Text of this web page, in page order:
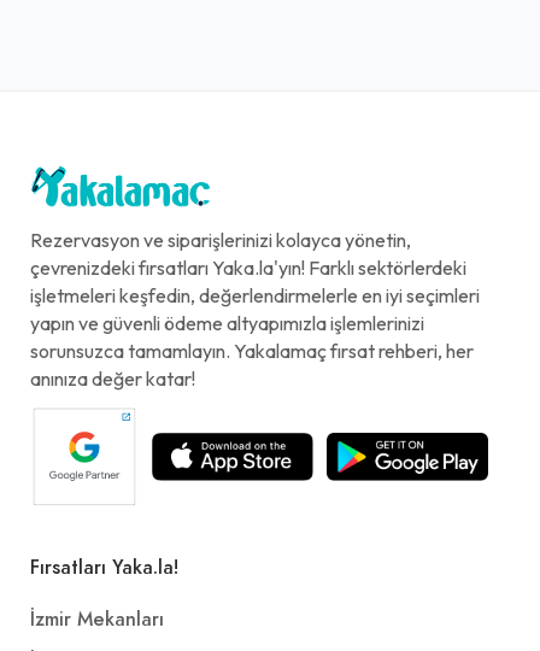
Rezervasyon ve siparişlerinizi kolayca yönetin,
çevrenizdeki fırsatları Yaka.la'yın! Farklı sektörlerdeki
işletmeleri keşfedin, değerlendirmelerle en iyi seçimleri
yapın ve güvenli ödeme altyapımızla işlemlerinizi
sorunsuzca tamamlayın. Yakalamaç fırsat rehberi, her
anınıza değer katar!
Fırsatları Yaka.la!
İzmir Mekanları